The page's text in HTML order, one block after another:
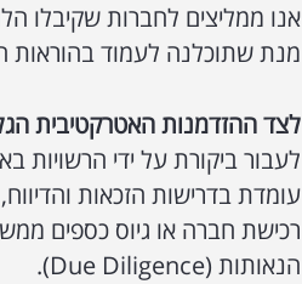
אנו ממליצים לחברות שקיבלו
מנת שתוכלנה לעמוד בהוראות
לצד ההזדמנות האטרקטיבית
לעבור ביקורת על ידי
עומדת בדרישות הזכאות
רכישת חברה או גיוס כספים
הנאותות (Due Diligence).